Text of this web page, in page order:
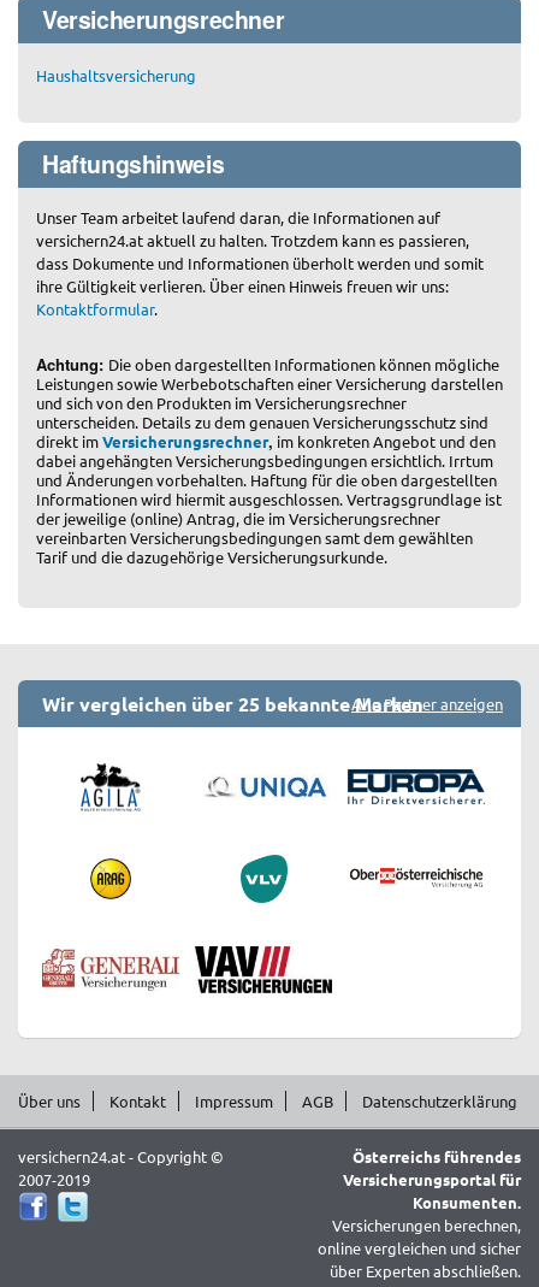
Versicherungsrechner
Haushaltsversicherung
Haftungshinweis
Unser Team arbeitet laufend daran, die Informationen auf
versichern24.at aktuell zu halten. Trotzdem kann es passieren,
dass Dokumente und Informationen überholt werden und somit
ihre Gültigkeit verlieren. Über einen Hinweis freuen wir uns:
Kontaktformular.
Achtung: Die oben dargestellten Informationen können mögliche
Leistungen sowie Werbebotschaften einer Versicherung darstellen
und sich von den Produkten im Versicherungsrechner
unterscheiden. Details zu dem genauen Versicherungsschutz sind
direkt imVersicherungsrechner, im konkreten Angebot und den
dabei angehängten Versicherungsbedingungen ersichtlich. Irrtum
und Änderungen vorbehalten. Haftung für die oben dargestellten
Informationen wird hiermit ausgeschlossen. Vertragsgrundlage ist
der jeweilige (online) Antrag, die im Versicherungsrechner
vereinbarten Versicherungsbedingungen samt dem gewählten
Tarif und die dazugehörige Versicherungsurkunde.
Wir vergleichen über 25 bekannte MarkenAlle Partner anzeigen
Über uns Kontakt Impressum AGB Datenschutzerklärung
versichern24.at - Copyright ©
2007-2019
Österreichs führendes
Versicherungsportal für
Konsumenten.
Versicherungen berechnen,
online vergleichen und sicher
über Experten abschließen.